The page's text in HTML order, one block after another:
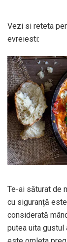
Vezi si reteta
evreiesti:
Te-ai săturat de
cu siguranță
considerată
putea uita gustul